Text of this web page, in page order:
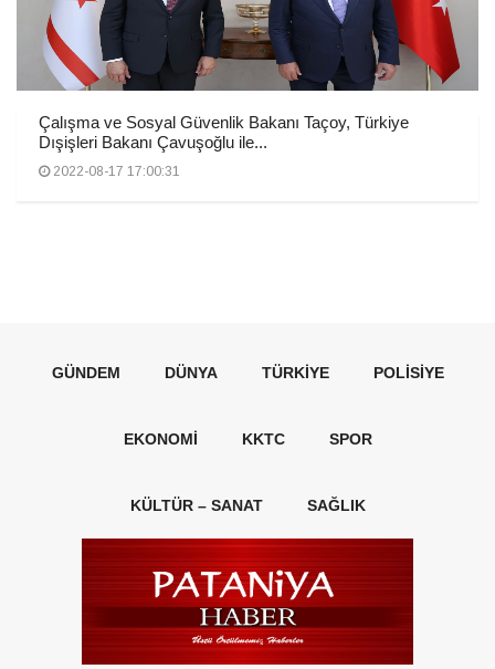
Çalışma ve Sosyal Güvenlik Bakanı Taçoy, Türkiye
Dışişleri Bakanı Çavuşoğlu ile...
2022-08-17 17:00:31
GÜNDEM DÜNYA TÜRKIYE POLISIYE
EKONOMI KKTC SPOR
KÜLTÜR – SANAT SAĞLIK